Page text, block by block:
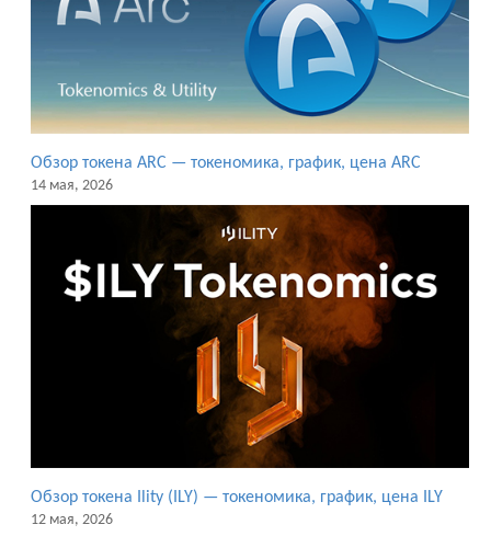
Обзор токена ARC — токеномика, график, цена ARC
14 мая, 2026
Обзор токена Ility (ILY) — токеномика, график, цена ILY
12 мая, 2026